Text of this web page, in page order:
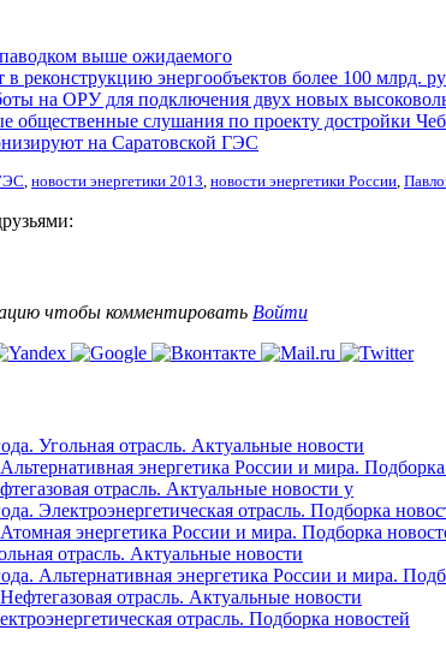
выше ожидаемого
реконструкцию энергообъектов более 100 млрд.
на ОРУ для подключения двух новых
общественные слушания по проекту достройки
на Саратовской ГЭС
новости энергетики 2013 новости энергетики России
чтобы комментировать Войти
Угольная отрасль. Актуальные новости
энергетика России и мира.
отрасль. Актуальные новости у
Электроэнергетическая отрасль. Подборка
энергетика России и мира. Подборка
отрасль. Актуальные новости
Альтернативная энергетика России и мира.
отрасль. Актуальные новости
отрасль. Подборка новостей